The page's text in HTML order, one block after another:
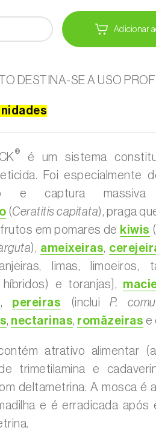
Adicionar
DESTINA-SE A USO
®
é um sistema
Foi especialmente
e captura
(Ceratitis capitata), praga
em pomares de kiwis
), ameixeiras,
limas, limoeiros,
e toranjas],
, pereiras (incluiP.
, nectarinas, romãzeiras e
atrativo alimentar
trimetilamina e
deltametrina. A mosca é
e é erradicada